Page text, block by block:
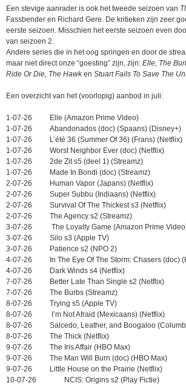
Een stevige aanrader is ook het tweede seizoen van
Fassbender en Richard Gere. De kritieken zijn zeer
eerste seizoen. Misschien het eerste seizoen even
van seizoen 2.
Andere series die in het oog springen en door de
maar niet direct onze “goesting” zijn, zijn: Elle, The
Ride Or Die, The Hawken Stuart Fails To Save The
Een overzicht van het (voorlopig) aanbod in juli:
1-07-26
Elle (Amazon Prime Video)
1-07-26
Abandonados (doc) (Spaans) (Disney+)
1-07-26
L’été 36 (Summer Of 36) (Frans) (Netflix)
1-07-26
Worst Neighbor Ever (doc) (Netflix)
1-07-26
2de Zit s5 (deel 1) (Streamz)
1-07-26
Made In Bondi (doc) (Streamz)
2-07-26
Human Vapor (Japans) (Netflix)
2-07-26
Super Subbu (Indiaans) (Netflix)
2-07-26
Survival Of The Thickest s3 (Netflix)
2-07-26
The Agency s2 (Streamz)
3-07-26
The Loyalty Game (Amazon Prime
3-07-26
Silo s3 (Apple TV)
3-07-26
Patience s2 (NPO 2)
4-07-26
In The Eye Of The Storm: Chasers (doc)
4-07-26
Dark Winds s4 (Netflix)
7-07-26
Better Late Than Single s2 (Netflix)
7-07-26
The Burbs (Streamz)
8-07-26
Trying s5 (Apple TV)
8-07-26
I’m Not Afraid (Mexicaans) (Netflix)
8-07-26
Salcedo, Leather, and Boogaloo
8-07-26
The Thick (Netflix)
9-07-26
The Iris Affair (HBO Max)
9-07-26
The Man Will Burn (doc) (HBO Max)
9-07-26
Little House on the Prairie (Netflix)
10-07-26
NCIS: Origins s2 (Play Fictie)